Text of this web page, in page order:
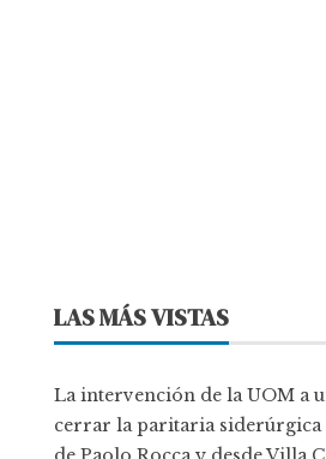
LAS MÁS VISTAS
La intervención de la UOM a
cerrar la paritaria siderúrgica